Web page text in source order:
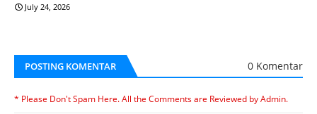
July 24, 2026
POSTING KOMENTAR 0 Komentar
* Please Don't Spam Here. All the Comments are Reviewed by Admin.